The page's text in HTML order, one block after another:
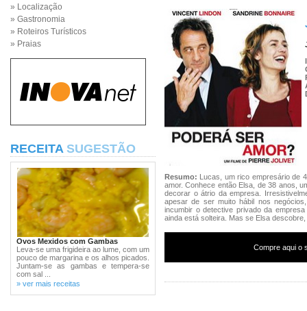
» Localização
» Gastronomia
» Roteiros Turísticos
» Praias
RECEITA SUGESTÃO
Ovos Mexidos com Gambas
Leva-se uma frigideira ao lume, com um
pouco de margarina e os alhos picados.
Juntam-se as gambas e tempera-se
com sal ...
» ver mais receitas
Resumo: Lucas, um rico empresário de
amor. Conhece então Elsa, de 38 anos,
decorar o átrio da empresa.
apesar de ser muito hábil nos
incumbir o detective privado da
ainda está solteira. Mas se Elsa
Compre aqui o